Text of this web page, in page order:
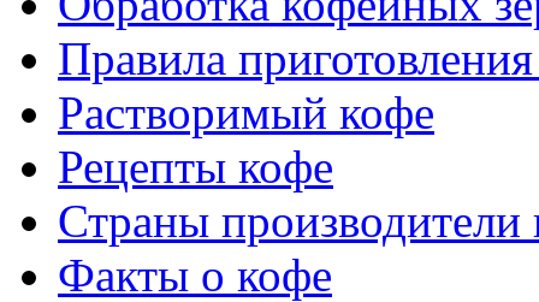
Правила
Растворимый кофе
Рецепты кофе
Страны производители
Факты о кофе